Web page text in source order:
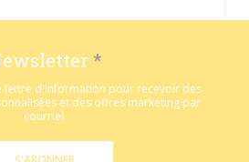
*
lettre d'information pour recevoir des
et des offres marketing par
courriel.